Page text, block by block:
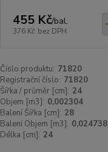
455 Kč/bal.
376 Kč bez DPH
Číslo produktu: 71820
Registrační číslo: 71820
Šířka / průměr [cm]: 24
Objem [m3]: 0,002304
Balení Šířka [cm]: 28
Balení Objem [m3]: 0,024738
Délka [cm]: 24